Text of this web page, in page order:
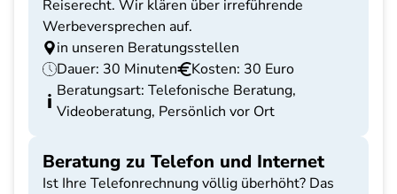
Reiserecht. Wir klären über irreführende
Werbeversprechen auf.
in unseren Beratungsstellen
Dauer: 30 Minuten
Kosten: 30 Euro
Beratungsart: Telefonische Beratung,
Videoberatung, Persönlich vor Ort
Beratung zu Telefon und Internet
Ist Ihre Telefonrechnung völlig überhöht? Das